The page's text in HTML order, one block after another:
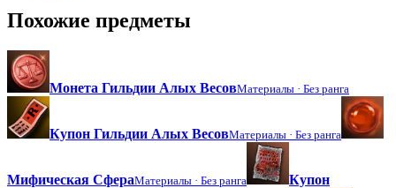
Похожие предметы
Монета Гильдии Алых ВесовМатериалы · Без ранга
Купон Гильдии Алых ВесовМатериалы · Без ранга
Мифическая СфераМатериалы · Без ранга Купон